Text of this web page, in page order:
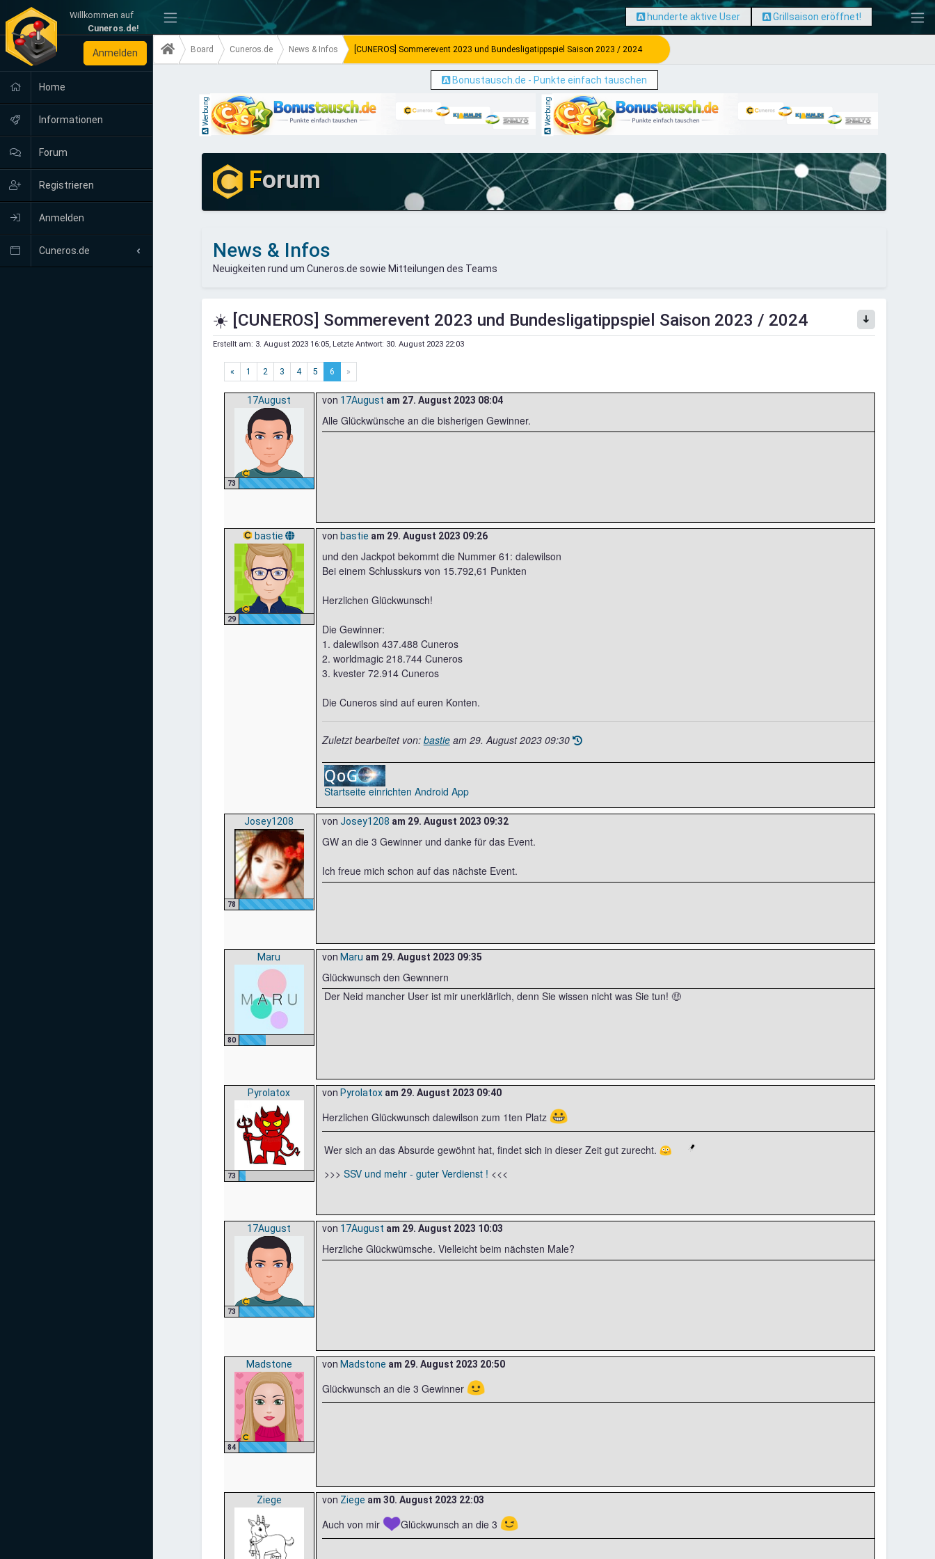
Willkommen auf
Cuneros.de!
- hunderte aktive User Grillsaison eröffnet!
Anmelden
Home
Informationen
Forum
Registrieren
Anmelden
Cuneros.de
Board Cuneros.de News & Infos [CUNEROS] Sommerevent 2023 und Bundesligatippspiel Saison 2023 / 2024
Bonustausch.de - Punkte einfach tauschen
Werbung Werbung
Forum
News & Infos
Neuigkeiten rund um Cuneros.de sowie Mitteilungen des Teams
☀️ [CUNEROS] Sommerevent 2023 und Bundesligatippspiel Saison 2023 / 2024
Erstellt am: 3. August 2023 16:05, Letzte Antwort: 30. August 2023 22:03
« 1 2 3 4 5 6 »
17August
73
von 17August am 27. August 2023 08:04
Alle Glückwünsche an die bisherigen Gewinner.
bastie
29
von bastie am 29. August 2023 09:26
und den Jackpot bekommt die Nummer 61: dalewilson
Bei einem Schlusskurs von 15.792,61 Punkten
Herzlichen Glückwunsch!
Die Gewinner:
1. dalewilson 437.488 Cuneros
2. worldmagic 218.744 Cuneros
3. kvester 72.914 Cuneros
Die Cuneros sind auf euren Konten.
Zuletzt bearbeitet von: bastieam 29. August 2023 09:30
Startseite einrichten Android App
Josey1208
78
von Josey1208 am 29. August 2023 09:32
GW an die 3 Gewinner und danke für das Event.
Ich freue mich schon auf das nächste Event.
Maru
80
von Maru am 29. August 2023 09:35
Glückwunsch den Gewnnern
Der Neid mancher User ist mir unerklärlich, denn Sie wissen nicht was Sie tun! 🤑
Pyrolatox
73
von Pyrolatoxam 29. August 2023 09:40
Herzlichen Glückwunsch dalewilson zum 1ten Platz 😀
Wer sich an das Absurde gewöhnt hat, findet sich in dieser Zeit gut zurecht. 😳
>>> SSV und mehr - guter Verdienst ! <<<
17August
73
von 17August am 29. August 2023 10:03
Herzliche Glückwümsche. Vielleicht beim nächsten Male?
Madstone
84
von Madstone am 29. August 2023 20:50
Glückwunsch an die 3 Gewinner 🙂
Ziege von Ziege am 30. August 2023 22:03
Auch von mir 💜Glückwunsch an die 3 😉